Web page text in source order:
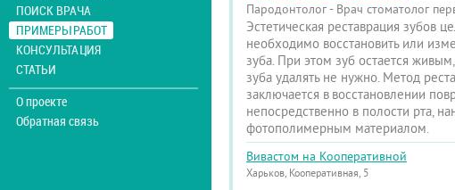
ПОИСК ВРАЧА
ПРИМЕРЫ РАБОТ
КОНСУЛЬТАЦИЯ
СТАТЬИ
О проекте
Обратная связь
Пародонтолог - Врач стоматолог
Эстетическая реставрация зубов
необходимо восстановить или
зуба. При этом зуб остается
зуба удалять не нужно. Метод
заключается в восстановлении
непосредственно в полости рта,
фотополимерным материалом.
Вивастом на Кооперативной
Харьков, Кооперативная, 5